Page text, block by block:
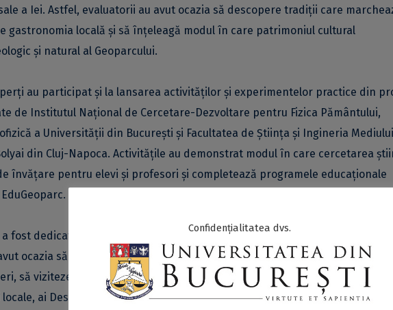
a Iei. Astfel, evaluatorii au avut ocazia să descopere tradiții care
gastronomia locală și să înțeleagă modul în care patrimoniul cultural
și natural al Geoparcului.
au participat și la lansarea activităților și experimentelor practice din
de Institutul Național de Cercetare-Dezvoltare pentru Fizica Pământului,
a Universității din București și Facultatea de Știința și Ingineria
din Cluj-Napoca. Activitățile au demonstrat modul în care cercetarea
învățare pentru elevi și profesori și completează programele educaționale
fost dedicată comunei Bănița, propusă pentru extinderea teritoriului
ocazia să cunoască argumentele geologice, geografice și de dezvoltare
să viziteze principalele obiective din zonă și să discute cu reprezentanți ai
ai Destinației de Ecoturism Țara Hațegului, ai Parcului Natural Grădiștea
Confidențialitatea dvs.